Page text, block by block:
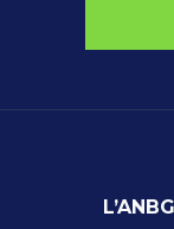
L’ANBG